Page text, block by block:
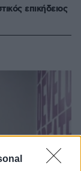
επικήδειος